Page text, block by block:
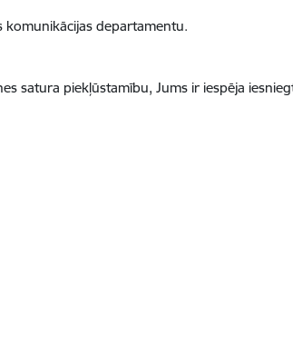
komunikācijas departamentu.
satura piekļūstamību, Jums ir iespēja